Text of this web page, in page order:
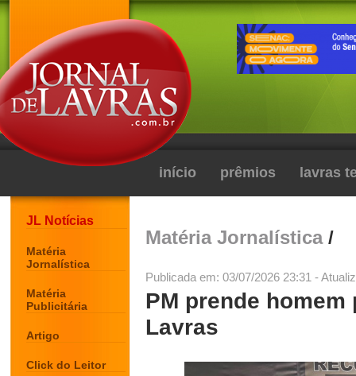
início prêmios lavras
JL Notícias
Matéria
Jornalística
Matéria
Publicitária
Artigo
Click do Leitor
Matéria Jornalística/
Publicada em: 03/07/2026 23:31 -
PM prende
Lavras